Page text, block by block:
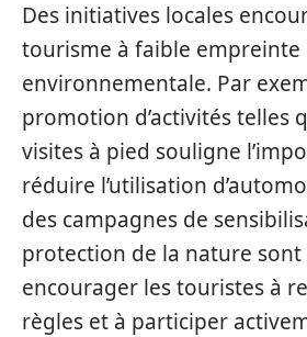
Des initiatives locales
tourisme à faible empreinte
environnementale. Par
promotion d’activités telles
visites à pied souligne
réduire l’utilisation
des campagnes de
protection de la nature
encourager les touristes à
règles et à participer